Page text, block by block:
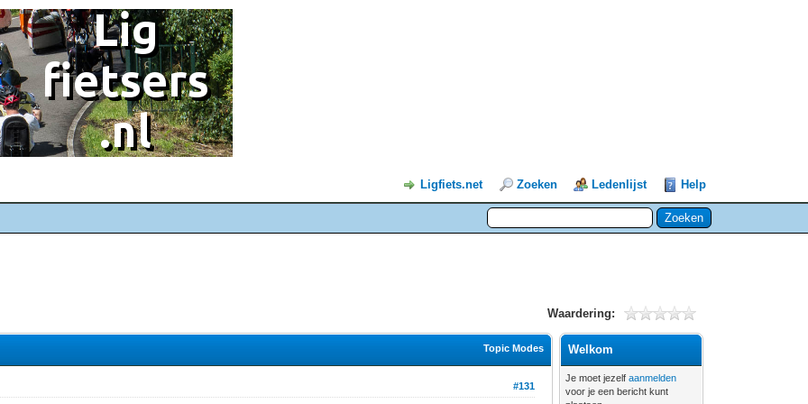
Ligfiets.net Zoeken Ledenlijst Help
Waardering:
Topic Modes
#131
Welkom
Je moet jezelfaanmelden
voor je een bericht kunt